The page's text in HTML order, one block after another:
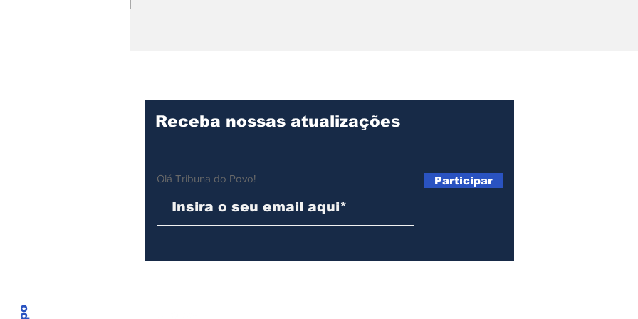
Receba nossas atualizações
Olá Tribuna do Povo! Participar